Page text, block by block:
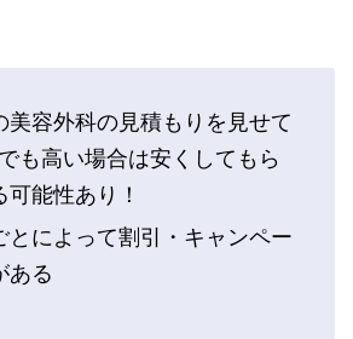
美容外科の見積もりを見せて
も高い場合は安くしてもら
可能性あり！
とによって割引・キャンペー
ある